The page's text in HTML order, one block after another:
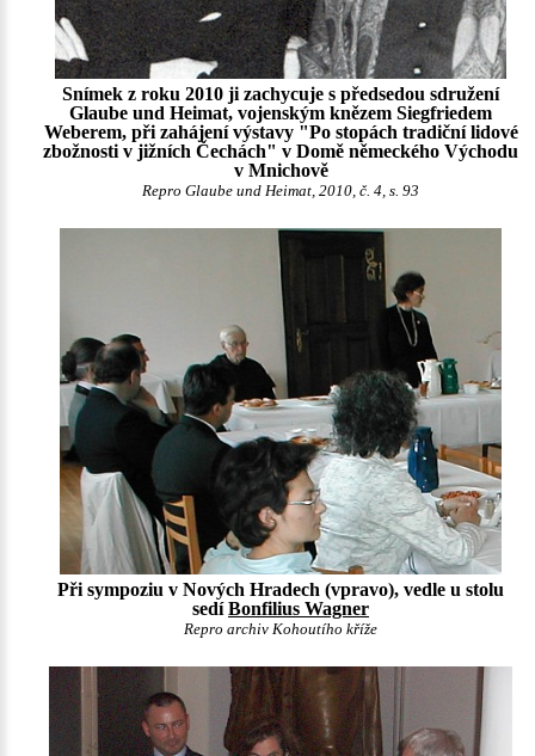
Snímek z roku 2010 ji zachycuje s předsedou sdružení
Glaube und Heimat, vojenským knězem Siegfriedem
Weberem, při zahájení výstavy "Po stopách tradiční lidové
zbožnosti v jižních Čechách" v Domě německého Východu
v Mnichově
Repro Glaube und Heimat, 2010, č. 4, s. 93
Při sympoziu v Nových Hradech (vpravo), vedle u stolu
sedíBonfilius Wagner
Repro archiv Kohoutího kříže